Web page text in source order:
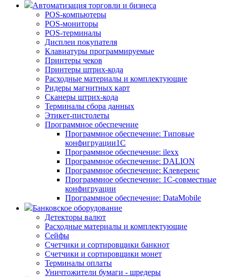
Автоматизация торговли и бизнеса
POS-компьютеры
POS-мониторы
POS-терминалы
Дисплеи покупателя
Клавиатуры программируемые
Принтеры чеков
Принтеры штрих-кода
Расходные материалы и комплектующие
Ридеры магнитных карт
Сканеры штрих-кода
Терминалы сбора данных
Этикет-пистолеты
Программное обеспечение
Программное обеспечение: Типовые
конфигруации1С
Программное обеспечение: ilexx
Программное обеспечение: DALION
Программное обеспечение: Клеверенс
Программное обеспечение: 1С-совместные
конфигруации
Программное обеспечение: DataMobile
Банковское оборудование
Детекторы валют
Расходные материалы и комплектующие
Сейфы
Счетчики и сортировщики банкнот
Счетчики и сортировщики монет
Терминалы оплаты
Уничтожители бумаги - шредеры